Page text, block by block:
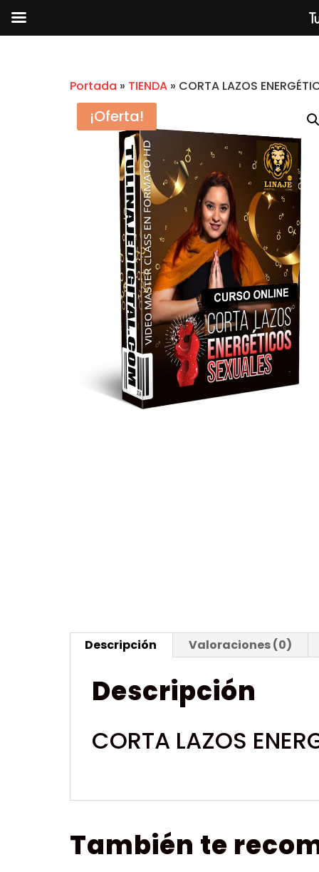
Portada » TIENDA » CORTA LAZOS
¡Oferta!
Descripción Valoraciones (0)
Descripción
CORTA LAZOS
También te